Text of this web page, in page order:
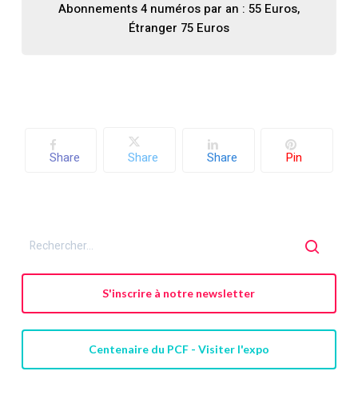
Abonnements 4 numéros par an : 55 Euros,
Étranger 75 Euros
Share Share Share Pin
S'inscrire à notre newsletter
Centenaire du PCF - Visiter l'expo